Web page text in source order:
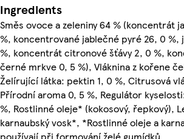
Ingredients
Směs ovoce a zeleniny 64 % (koncentrát
%, koncentrované jablečné pyré 26, 0 %,
%, koncentrát citronové šťávy 2, 0 %,
černé mrkve 0, 5 %), Vláknina z kořene
Želírující látka: pektin 1, 0 %, Citrusová
Přírodní aroma 0, 5 %, Regulátor
%, Rostlinné oleje* (kokosový, řepkový),
karnaubský vosk*, *Rostlinné oleje a
používají při formování želé gumídků